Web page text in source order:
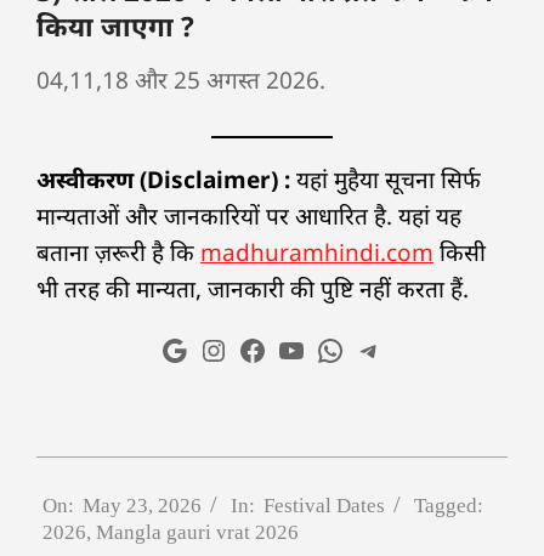
किया जाएगा ?
04,11,18 और 25 अगस्त 2026.
अस्वीकरण (Disclaimer) :यहां मुहैया सूचना सिर्फ
मान्यताओं और जानकारियों पर आधारित है. यहां यह
बताना ज़रूरी है कि madhuramhindi.com किसी
भी तरह की मान्यता, जानकारी की पुष्टि नहीं करता हैं.
On: May 23, 2026 In: Festival Dates
Tagged:
2026, Mangla gauri vrat 2026